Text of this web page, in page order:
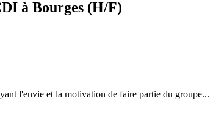
à Bourges (H/F)
l'envie et la motivation de faire partie du groupe...